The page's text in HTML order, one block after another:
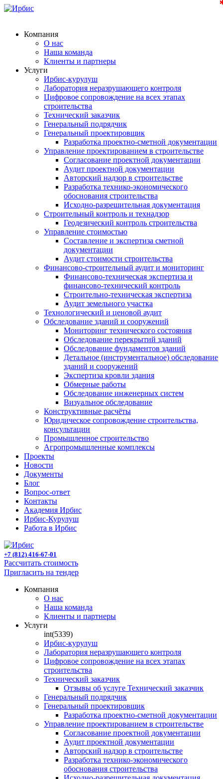
Компания
О нас
Наша команда
Клиенты и партнеры
Услуги
Ирбис-курулуш
Лаборатория неразрушающего контроля
Цифровое сопровождение на всех этапах
строительства
Технический заказчик
Генеральный подрядчик
Генеральный проектировщик
Разработка проектно-сметной документации
Управление проектированием в строительстве
Согласование проектной документации
Аудит проектной документации
Авторский надзор в строительстве
Разработка технико-экономического
обоснования строительства
Исходно-разрешительная документация
Строительный контроль и технадзор
Геодезический контроль строительства
Управление стоимостью
Составление и экспертиза сметной
документации
Аудит стоимости строительства
Финансово-строительный аудит и мониторинг
Финансово-техническая экспертиза и
финансово-технический контроль
Строительно-техническая экспертиза
Аудит земельного участка
Технологический и ценовой аудит
Обследование зданий и сооружений
Мониторинг технического состояния
Обследование перекрытий зданий
Обследование фундаментов зданий
Детальное (инструментальное) обследование
зданий и сооружений
Экспертиза кровли здания
Обмерные работы
Обследование инженерных систем
Визуальное обследование
Конструктивные расчёты
Юридическое сопровождение строительства,
консультации
Промышленное строительство
Агропромышленные комплексы
Проекты
Новости
Документы
Блог
Вопрос-ответ
Контакты
Академия Ирбис
Ирбис-Курулуш
Работа в Ирбис
+7 (812) 416-67-01
Рассчитать стоимость
Пригласить на тендер
Компания
О нас
Наша команда
Клиенты и партнеры
Услуги
int(5339)
Ирбис-курулуш
Лаборатория неразрушающего контроля
Цифровое сопровождение на всех этапах
строительства
Технический заказчик
Отзывы об услуге Технический заказчик
Генеральный подрядчик
Генеральный проектировщик
Разработка проектно-сметной документации
Управление проектированием в строительстве
Согласование проектной документации
Аудит проектной документации
Авторский надзор в строительстве
Разработка технико-экономического
обоснования строительства